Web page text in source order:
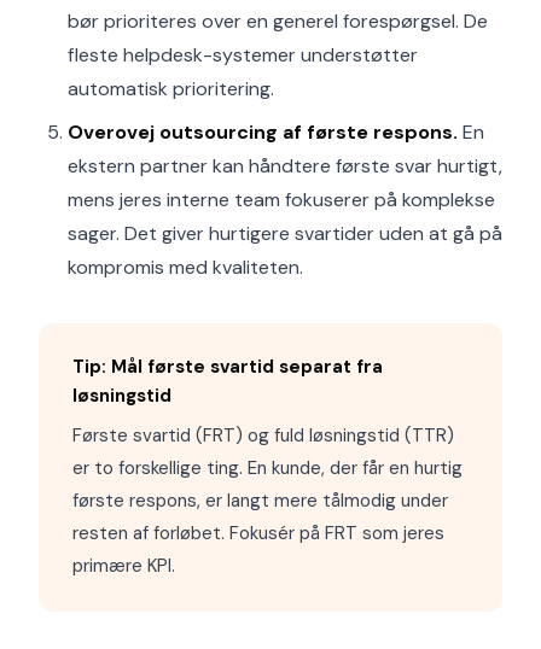
bør prioriteres over en generel forespørgsel. De
fleste helpdesk-systemer understøtter
automatisk prioritering.
Overovej outsourcing af første respons. En
ekstern partner kan håndtere første svar hurtigt,
mens jeres interne team fokuserer på komplekse
sager. Det giver hurtigere svartider uden at gå på
kompromis med kvaliteten.
Tip: Mål første svartid separat fra
løsningstid
Første svartid (FRT) og fuld løsningstid (TTR)
er to forskellige ting. En kunde, der får en hurtig
første respons, er langt mere tålmodig under
resten af forløbet. Fokusér på FRT som jeres
primære KPI.